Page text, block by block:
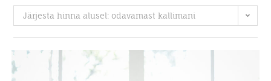
Järjesta hinna alusel: odavamast kallimani